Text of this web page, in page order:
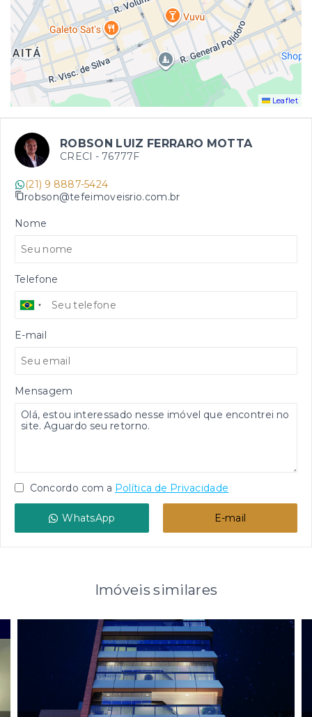
Leaflet
ROBSON LUIZ FERRARO MOTTA
CRECI - 76777F
(21) 9 8887-5424
robson@tefeimoveisrio.com.br
Nome
Telefone
E-mail
Mensagem
Concordo com a Política de Privacidade
WhatsApp E-mail
Imóveis similares